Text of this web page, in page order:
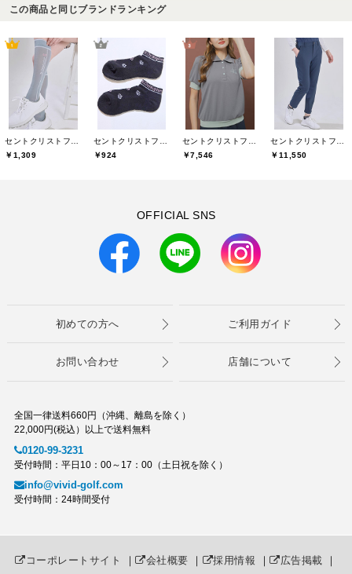
この商品と同じブランドランキング
￥1,309
￥924
￥7,546
￥11,550
OFFICIAL SNS
初めての方へ ご利用ガイド
お問い合わせ 店舗について
全国一律送料660円（沖縄、離島を除く）
22,000円(税込）以上で送料無料
0120-99-3231
受付時間：平日10：00～17：00（土日祝を除く）
info@vivid-golf.com
受付時間：24時間受付
コーポレートサイト ｜ 会社概要 ｜ 採用情報 ｜ 広告掲載 ｜